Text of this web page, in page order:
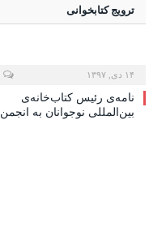
ترویج کتابخوانی
۱۴ دی, ۱۳۹۷
نامه‌ی رئیس کتاب‌خانه‌ی
بین‌المللی نوجوانان به انجمن